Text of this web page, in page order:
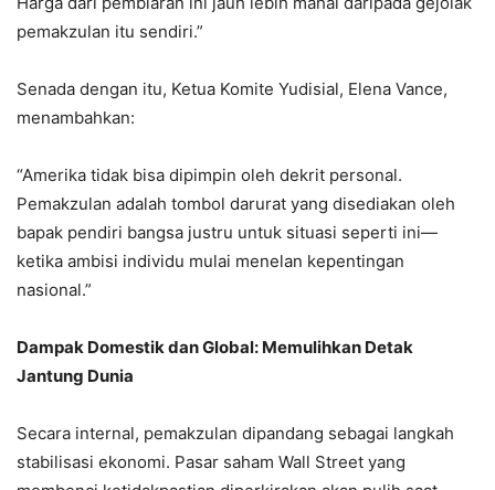
pemakzulan itu sendiri.”
Senada dengan itu, Ketua Komite Yudisial, Elena Vance,
menambahkan:
“Amerika tidak bisa dipimpin oleh dekrit personal.
Pemakzulan adalah tombol darurat yang disediakan oleh
bapak pendiri bangsa justru untuk situasi seperti ini—
ketika ambisi individu mulai menelan kepentingan
nasional.”
Dampak Domestik dan Global: Memulihkan Detak
Jantung Dunia
Secara internal, pemakzulan dipandang sebagai langkah
stabilisasi ekonomi. Pasar saham Wall Street yang